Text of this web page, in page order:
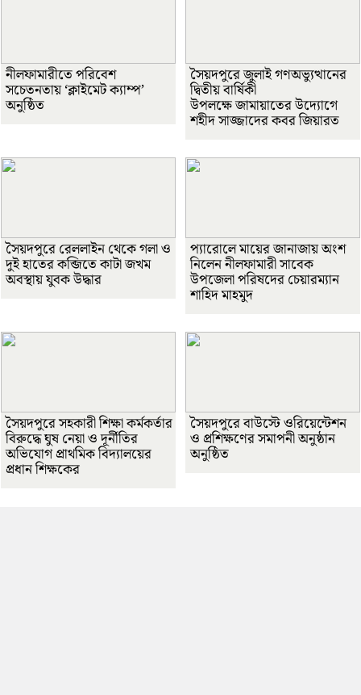
নীলফামারীতে পরিবেশ
সচেতনতায় ‘ক্লাইমেট ক্যাম্প’
অনুষ্ঠিত
সৈয়দপুরে জুলাই গণঅভ্যুত্থানের
দ্বিতীয় বার্ষিকী
উপলক্ষে জামায়াতের উদ্যোগে
শহীদ সাজ্জাদের কবর জিয়ারত
সৈয়দপুরে রেললাইন থেকে গলা ও
দুই হাতের কব্জিতে কাটা জখম
অবস্থায় যুবক উদ্ধার
প্যারোলে মায়ের জানাজায় অংশ
নিলেন নীলফামারী সাবেক
উপজেলা পরিষদের চেয়ারম্যান
শাহিদ মাহমুদ
সৈয়দপুরে সহকারী শিক্ষা কর্মকর্তার
বিরুদ্ধে ঘুষ নেয়া ও দূর্নীতির
অভিযোগ প্রাথমিক বিদ্যালয়ের
প্রধান শিক্ষকের
সৈয়দপুরে বাউস্টে ওরিয়েন্টেশন
ও প্রশিক্ষণের সমাপনী অনুষ্ঠান
অনুষ্ঠিত